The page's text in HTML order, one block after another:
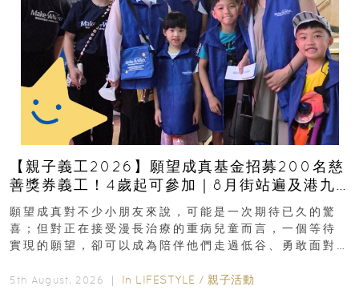
【親子義工2026】願望成真基金招募200名慈
善獎券義工！4歲起可參加｜8月街站遍及港九
新界
願望成真對不少小朋友來說，可能是一次期待已久的驚
喜；但對正在接受漫長治療的重病兒童而言，一個等待
實現的願望，卻可以成為陪伴他們走過低谷、勇敢面對
5th August, 2026 ｜ In LIFESTYLE / 親子活動